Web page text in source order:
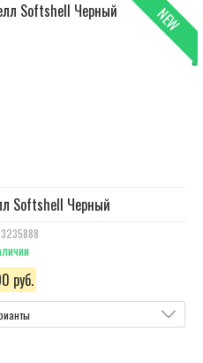
NEW
Softshell Черный
руб.